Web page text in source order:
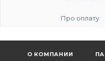
Про оплату
О КОМПАНИИ